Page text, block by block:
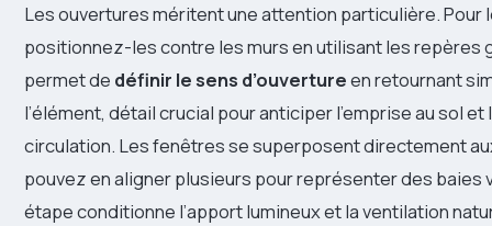
Les ouvertures méritent une attention particulière. Pour
positionnez-les contre les murs en utilisant les repères
permet de définir le sens d’ouvertureen retournant
l’élément, détail crucial pour anticiper l’emprise au sol et
circulation. Les fenêtres se superposent directement
pouvez en aligner plusieurs pour représenter des baies
étape conditionne l’apport lumineux et la ventilation